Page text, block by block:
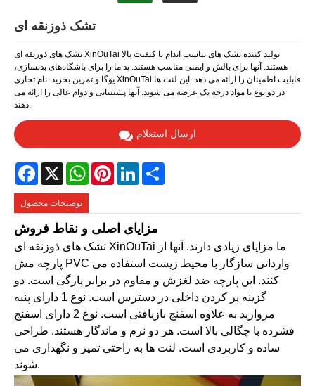
تشک ذوزنقه ای
تشک های ذوزنقه ای XinOuTai تولید کننده تشک های تناسب اندام با کیفیت بالا
هستند. آنها برای بالش و ایمنی مناسب هستند. پد ما را برای باشگاه‌های بدنسازی،
یوگا و تمرین بخرید. نام تجاری XinOuTai قابلیت اطمینان را ارائه می دهد. این لنت ها
در دو نوع با مواد درجه یک عرضه می شوند. آنها پشتیبانی و دوام عالی را ارائه می
دهند.
ارسال استعلام
Facebook
X WhatsAppPinterestLinkedIn
توضیحات محصول
مزایای اصلی و نقاط فروش
تشک های ذوزنقه ای XinOuTai ما مزایای زیادی دارند. آنها از
پارچه مش PVC وارداتی سازگار با محیط زیست استفاده می
کنند. این پارچه ضد لغزش و مقاوم در برابر پارگی است. دو
گزینه پر کردن داخلی در دسترس است. نوع 1 دارای پنبه
مروارید به علاوه اسفنج بازیافتی است. نوع 2 دارای اسفنج
فشرده با چگالی بالا است. هر دو نرم و ماندگار هستند. طراحی
ساده و کاربردی است. لنت ها به راحتی تمیز و نگهداری می
شوند.